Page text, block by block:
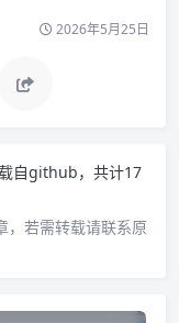
2026年5月25日
自github，共计17
，若需转载请联系原